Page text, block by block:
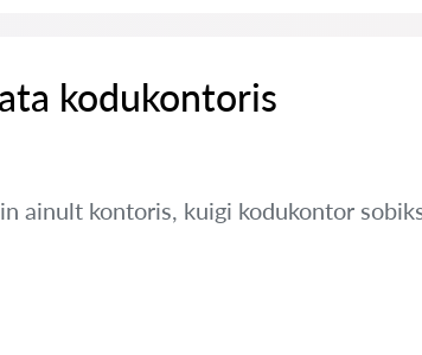
kodukontoris
ainult kontoris, kuigi kodukontor